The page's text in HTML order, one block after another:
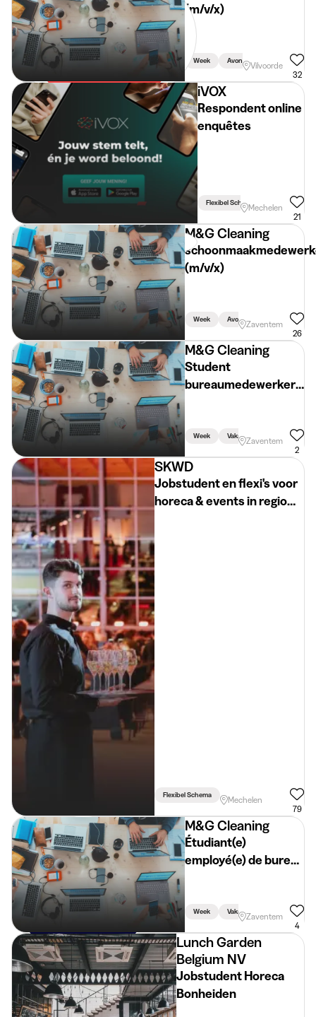
(m/v/x)
Week Avond Vilvoorde
32
iVOX
Respondent online
enquêtes
Flexibel SchemaMechelen
21
M&G Cleaning
(m/v/x)
Week AvondZaventem
26
M&G Cleaning
Student
bureaumedewerker
– telefonische
prospectie
Week VakantieZaventem
2
SKWD
Jobstudent en flexi's voor
horeca & events in regio
Flexibel Schema
Mechelen
79
M&G Cleaning
Étudiant(e)
employé(e) de bureau
– prospection
téléphonique
Week VakantieZaventem
4
Lunch Garden
Belgium NV
Jobstudent Horeca
Bonheiden